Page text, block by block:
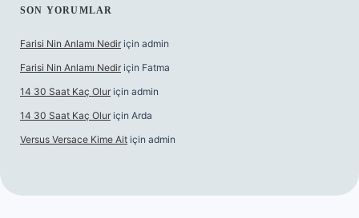
SON YORUMLAR
Farisi Nin Anlamı Nedir için admin
Farisi Nin Anlamı Nedir için Fatma
14 30 Saat Kaç Olur için admin
14 30 Saat Kaç Olur için Arda
Versus Versace Kime Ait için admin